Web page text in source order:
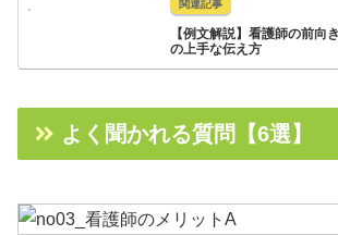
【例文解説】看護師の前向
の上手な伝え方
よく聞かれる質問【6選】